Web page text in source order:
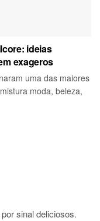
ideias
exageros
uma das maiores
moda, beleza,
sinal deliciosos.